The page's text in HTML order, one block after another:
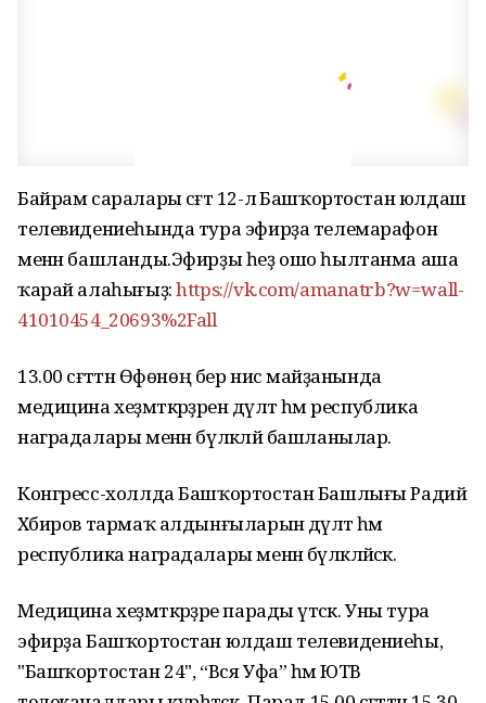
Байрам саралары сәғәт 12-лә Башҡортостан юлдаш
телевидениеһында тура эфирҙа телемарафон
менән башланды.Эфирҙы һеҙ ошо һылтанма аша
ҡарай алаһығыҙ:https://vk.com/amanatrb?w=wall-
41010454_20693%2Fall
13.00 сәғәттән Өфөнөң бер нисә майҙанында
медицина хеҙмәткәрҙәрен дәүләт һәм республика
наградалары менән бүләкләй башланылар.
Конгресс-холлда Башҡортостан Башлығы Радий
Хәбиров тармаҡ алдынғыларын дәүләт һәм
республика наградалары менән бүләкләйәсәк.
Медицина хеҙмәткәрҙәре парады үтәсәк. Уны тура
эфирҙа Башҡортостан юлдаш телевидениеһы,
"Башҡортостан 24", “Вся Уфа” һәм ЮТВ